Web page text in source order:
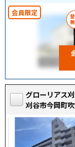
グローリアス
刈谷市今岡町